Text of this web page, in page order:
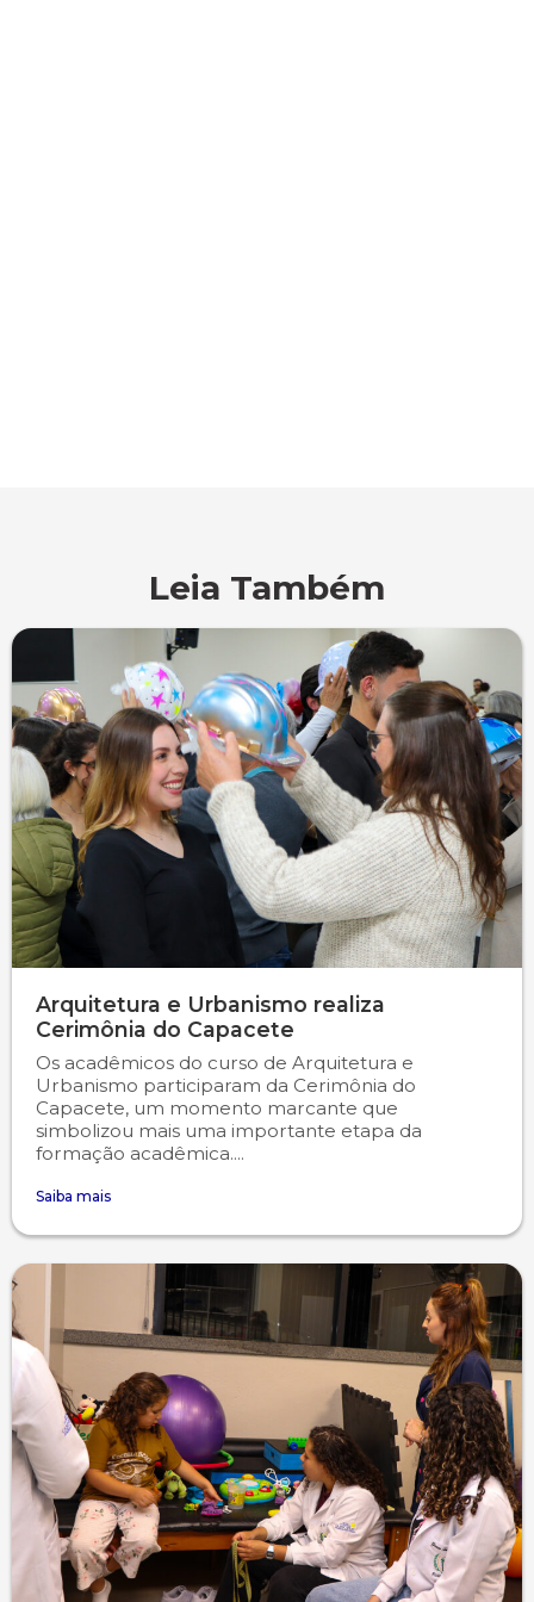
Leia Também
Arquitetura e Urbanismo realiza
Cerimônia do Capacete
Os acadêmicos do curso de Arquitetura e
Urbanismo participaram da Cerimônia do
Capacete, um momento marcante que
simbolizou mais uma importante etapa da
formação acadêmica....
Saiba mais